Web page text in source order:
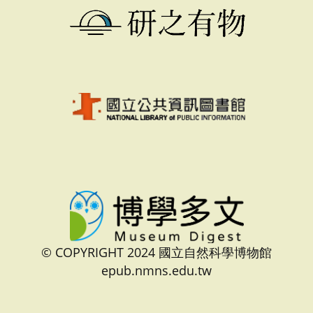
© COPYRIGHT 2024 國立自然科學博物館
epub.nmns.edu.tw